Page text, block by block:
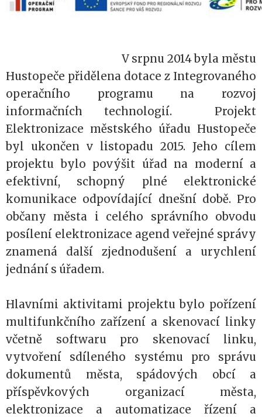
V srpnu 2014 byla městu
Hustopeče přidělena dotace z Integrovaného
operačního programu na rozvoj
informačních technologií.
Projekt
Elektronizace městského úřadu Hustopeče
byl ukončen v listopadu 2015. Jeho cílem
projektu bylo povýšit úřad na moderní a
efektivní, schopný plné elektronické
komunikace odpovídající dnešní době. Pro
občany města i celého správního obvodu
posílení elektronizace agend veřejné správy
znamená další zjednodušení a urychlení
jednání s úřadem.
Hlavními aktivitami projektu bylo pořízení
multifunkčního zařízení a skenovací linky
včetně softwaru pro skenovací linku,
vytvoření sdíleného systému pro správu
dokumentů města, spádových obcí a
příspěvkových organizací města,
elektronizace a automatizace řízení a